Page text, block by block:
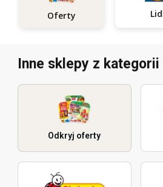
Oferty
Inne sklepy z
Odkryj oferty